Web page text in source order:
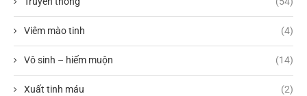
Viêm mào tinh (4)
Vô sinh – hiếm muộn (14)
Xuất tinh máu (2)